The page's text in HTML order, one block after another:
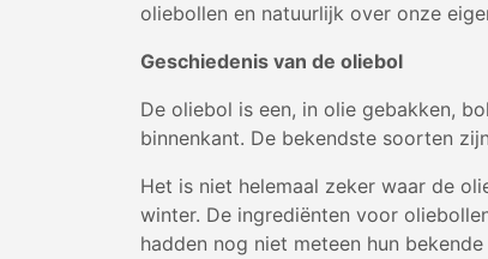
oliebollen en natuurlijk over onze
Geschiedenis van de oliebol
De oliebol is een, in olie gebakken,
binnenkant. De bekendste soorten
Het is niet helemaal zeker waar de
winter. De ingrediënten voor
hadden nog niet meteen hun